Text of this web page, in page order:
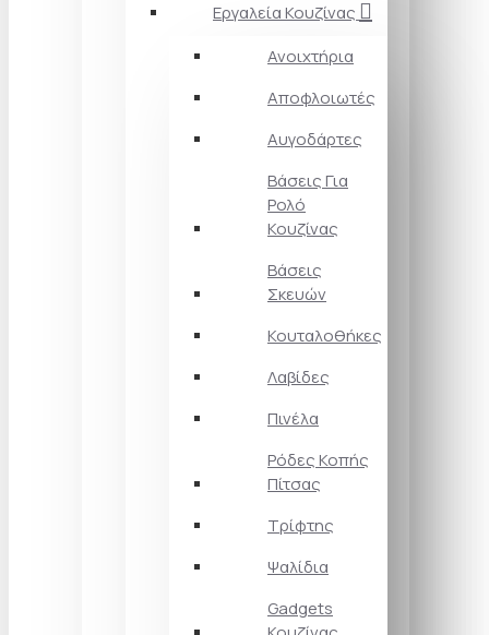
Εργαλεία Κουζίνας
Ανοιχτήρια
Αποφλοιωτές
Αυγοδάρτες
Βάσεις Για
Ρολό
Κουζίνας
Βάσεις
Σκευών
Κουταλοθήκες
Λαβίδες
Πινέλα
Ρόδες Κοπής
Πίτσας
Τρίφτης
Ψαλίδια
Gadgets